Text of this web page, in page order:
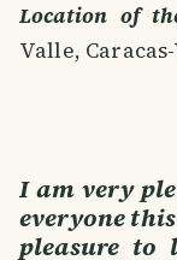
Location of
Valle,
I am very
everyone
pleasure to